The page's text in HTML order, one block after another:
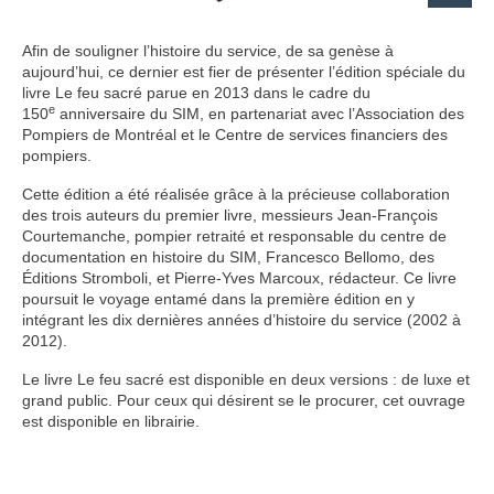
Afin de souligner l’histoire du service, de sa genèse à
aujourd’hui, ce dernier est fier de présenter l’édition spéciale du
livre Le feu sacré parue en 2013 dans le cadre du
150e anniversaire du SIM, en partenariat avec l’Association des
Pompiers de Montréal et le Centre de services financiers des
pompiers.
Cette édition a été réalisée grâce à la précieuse collaboration
des trois auteurs du premier livre, messieurs Jean-François
Courtemanche, pompier retraité et responsable du centre de
documentation en histoire du SIM, Francesco Bellomo, des
Éditions Stromboli, et Pierre-Yves Marcoux, rédacteur. Ce livre
poursuit le voyage entamé dans la première édition en y
intégrant les dix dernières années d’histoire du service (2002 à
2012).
Le livre Le feu sacré est disponible en deux versions : de luxe et
grand public. Pour ceux qui désirent se le procurer, cet ouvrage
est disponible en librairie.